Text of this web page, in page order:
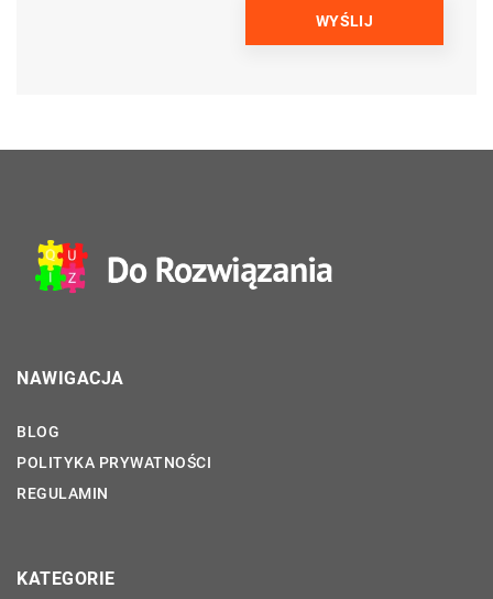
NAWIGACJA
BLOG
POLITYKA PRYWATNOŚCI
REGULAMIN
KATEGORIE